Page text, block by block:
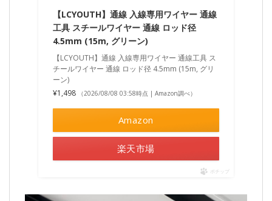
【LCYOUTH】通線 入線専用ワイヤー 通線
工具 スチールワイヤー 通線 ロッド径
4.5mm (15m, グリーン)
【LCYOUTH】通線 入線専用ワイヤー 通線工具 ス
チールワイヤー 通線 ロッド径 4.5mm (15m, グリ
ーン)
¥1,498
（2026/08/08 03:58時点 | Amazon調べ）
Amazon
楽天市場
ポチップ